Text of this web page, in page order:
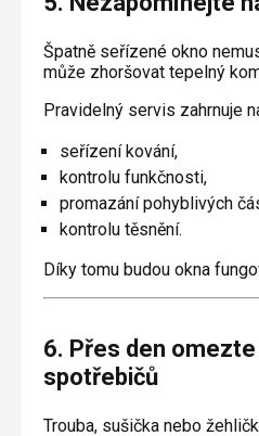
Špatně seřízené okno
může zhoršovat tepelný
Pravidelný servis zahrnuje
seřízení kování,
kontrolu funkčnosti,
promazání pohyblivých
kontrolu těsnění.
Díky tomu budou okna
6. Přes den
spotřebičů
Trouba, sušička nebo